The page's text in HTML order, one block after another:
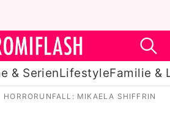
& SerienLifestyleFamilie &
HORRORUNFALL: MIKAELA SHIFFRIN